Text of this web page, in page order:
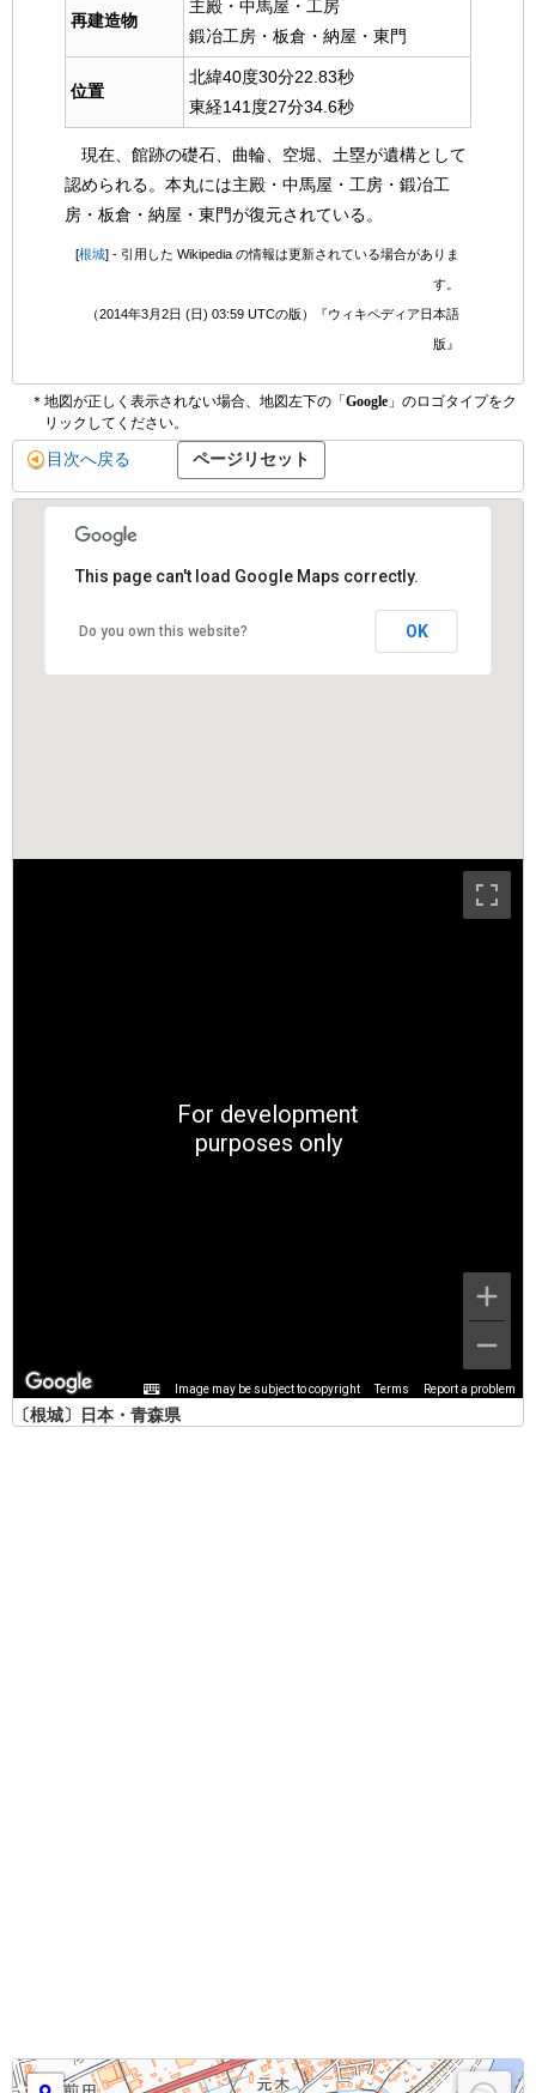
再建造物
主殿・中馬屋・工房
鍛冶工房・板倉・納屋・東門
位置
北緯40度30分22.83秒
東経141度27分34.6秒
現在、館跡の礎石、曲輪、空堀、土塁が遺構として
認められる。本丸には主殿・中馬屋・工房・鍛冶工
房・板倉・納屋・東門が復元されている。
[根城] - 引用した Wikipedia の情報は更新されている場合がありま
す。
（2014年3月2日 (日) 03:59 UTCの版）『ウィキペディア日本語
版』
＊地図が正しく表示されない場合、地図左下の「Google 」のロゴタイプをク
リックしてください。
目次へ戻る
This page can't load Google Maps correctly.
Do you own this website? OK
For development
purposes only
Image may be subject to copyright Terms Report a problem
〔根城〕日本・青森県